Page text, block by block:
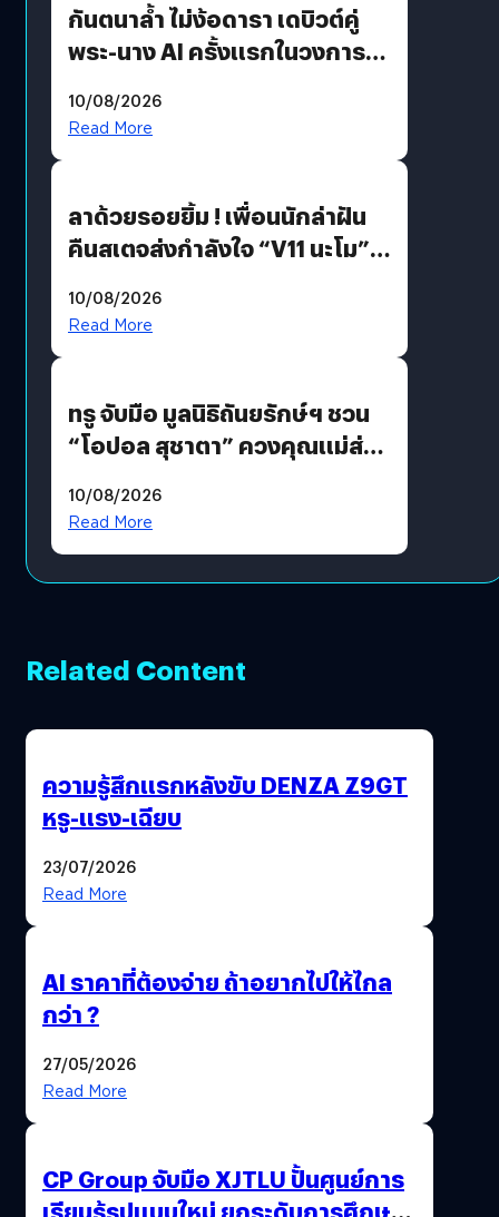
กันตนาล้ำ ไม่ง้อดารา เดบิวต์คู่
พระ-นาง AI ครั้งแรกในวงการ
10/08/2026
Read More
ลาด้วยรอยยิ้ม ! เพื่อนนักล่าฝัน
คืนสเตจส่งกำลังใจ “V11 นะโม”
รักแน่นฮอลล์
10/08/2026
Read More
ทรู จับมือ มูลนิธิถันยรักษ์ฯ ชวน
“โอปอล สุชาตา” ควงคุณแม่ส่ง
เติมเต็มความหมายวันแม่ปีนี้
10/08/2026
Read More
Related Content
ความรู้สึกแรกหลังขับ DENZA Z9GT
หรู-แรง-เฉียบ
23/07/2026
Read More
AI ราคาที่ต้องจ่าย ถ้าอยากไปให้ไกล
กว่า ?
27/05/2026
Read More
CP Group จับมือ XJTLU ปั้นศูนย์การ
เรียนรู้รูปแบบใหม่ ยกระดับการศึกษา